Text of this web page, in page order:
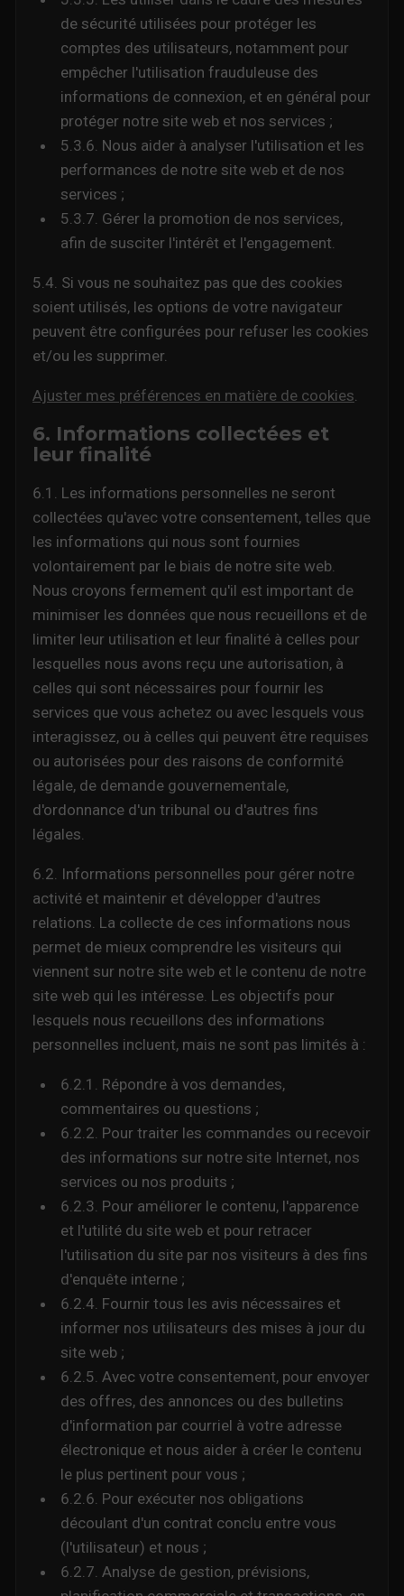
de sécurité utilisées pour protéger les
comptes des utilisateurs, notamment pour
empêcher l'utilisation frauduleuse des
informations de connexion, et en général pour
protéger notre site web et nos services ;
5.3.6. Nous aider à analyser l'utilisation et les
performances de notre site web et de nos
services ;
5.3.7. Gérer la promotion de nos services,
afin de susciter l'intérêt et l'engagement.
5.4. Si vous ne souhaitez pas que des cookies
soient utilisés, les options de votre navigateur
peuvent être configurées pour refuser les cookies
et/ou les supprimer.
Ajuster mes préférences en matière de cookies.
6. Informations collectées et
leur finalité
6.1. Les informations personnelles ne seront
collectées qu'avec votre consentement, telles que
les informations qui nous sont fournies
volontairement par le biais de notre site web.
Nous croyons fermement qu'il est important de
minimiser les données que nous recueillons et de
limiter leur utilisation et leur finalité à celles pour
lesquelles nous avons reçu une autorisation, à
celles qui sont nécessaires pour fournir les
services que vous achetez ou avec lesquels vous
interagissez, ou à celles qui peuvent être requises
ou autorisées pour des raisons de conformité
légale, de demande gouvernementale,
d'ordonnance d'un tribunal ou d'autres fins
légales.
6.2. Informations personnelles pour gérer notre
activité et maintenir et développer d'autres
relations. La collecte de ces informations nous
permet de mieux comprendre les visiteurs qui
viennent sur notre site web et le contenu de notre
site web qui les intéresse. Les objectifs pour
lesquels nous recueillons des informations
personnelles incluent, mais ne sont pas limités à :
6.2.1. Répondre à vos demandes,
commentaires ou questions ;
6.2.2. Pour traiter les commandes ou recevoir
des informations sur notre site Internet, nos
services ou nos produits ;
6.2.3. Pour améliorer le contenu, l'apparence
et l'utilité du site web et pour retracer
l'utilisation du site par nos visiteurs à des fins
d'enquête interne ;
6.2.4. Fournir tous les avis nécessaires et
informer nos utilisateurs des mises à jour du
site web ;
6.2.5. Avec votre consentement, pour envoyer
des offres, des annonces ou des bulletins
d'information par courriel à votre adresse
électronique et nous aider à créer le contenu
le plus pertinent pour vous ;
6.2.6. Pour exécuter nos obligations
découlant d'un contrat conclu entre vous
(l'utilisateur) et nous ;
6.2.7. Analyse de gestion, prévisions,